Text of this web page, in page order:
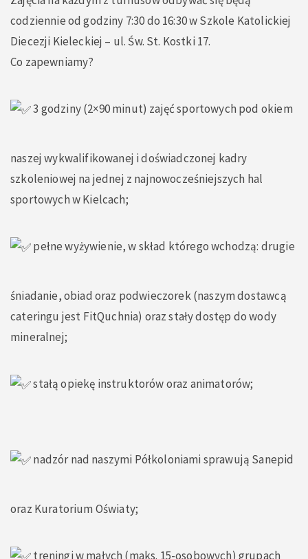
codziennie od godziny 7:30 do 16:30 w Szkole Katolickiej
Diecezji Kieleckiej – ul. Św. St. Kostki 17.
Co zapewniamy?
3 godziny (2×90 minut) zajęć sportowych pod okiem
naszej wykwalifikowanej i doświadczonej kadry
szkoleniowej na jednej z najnowocześniejszych hal
sportowych w Kielcach;
pełne wyżywienie, w skład którego wchodzą: drugie
śniadanie, obiad oraz podwieczorek (naszym dostawcą
cateringu jest FitQuchnia) oraz stały dostęp do wody
mineralnej;
stałą opiekę instruktorów oraz animatorów;
nadzór nad naszymi Półkoloniami sprawują Sanepid
oraz Kuratorium Oświaty;
treningi w małych (maks. 15-osobowych) grupach